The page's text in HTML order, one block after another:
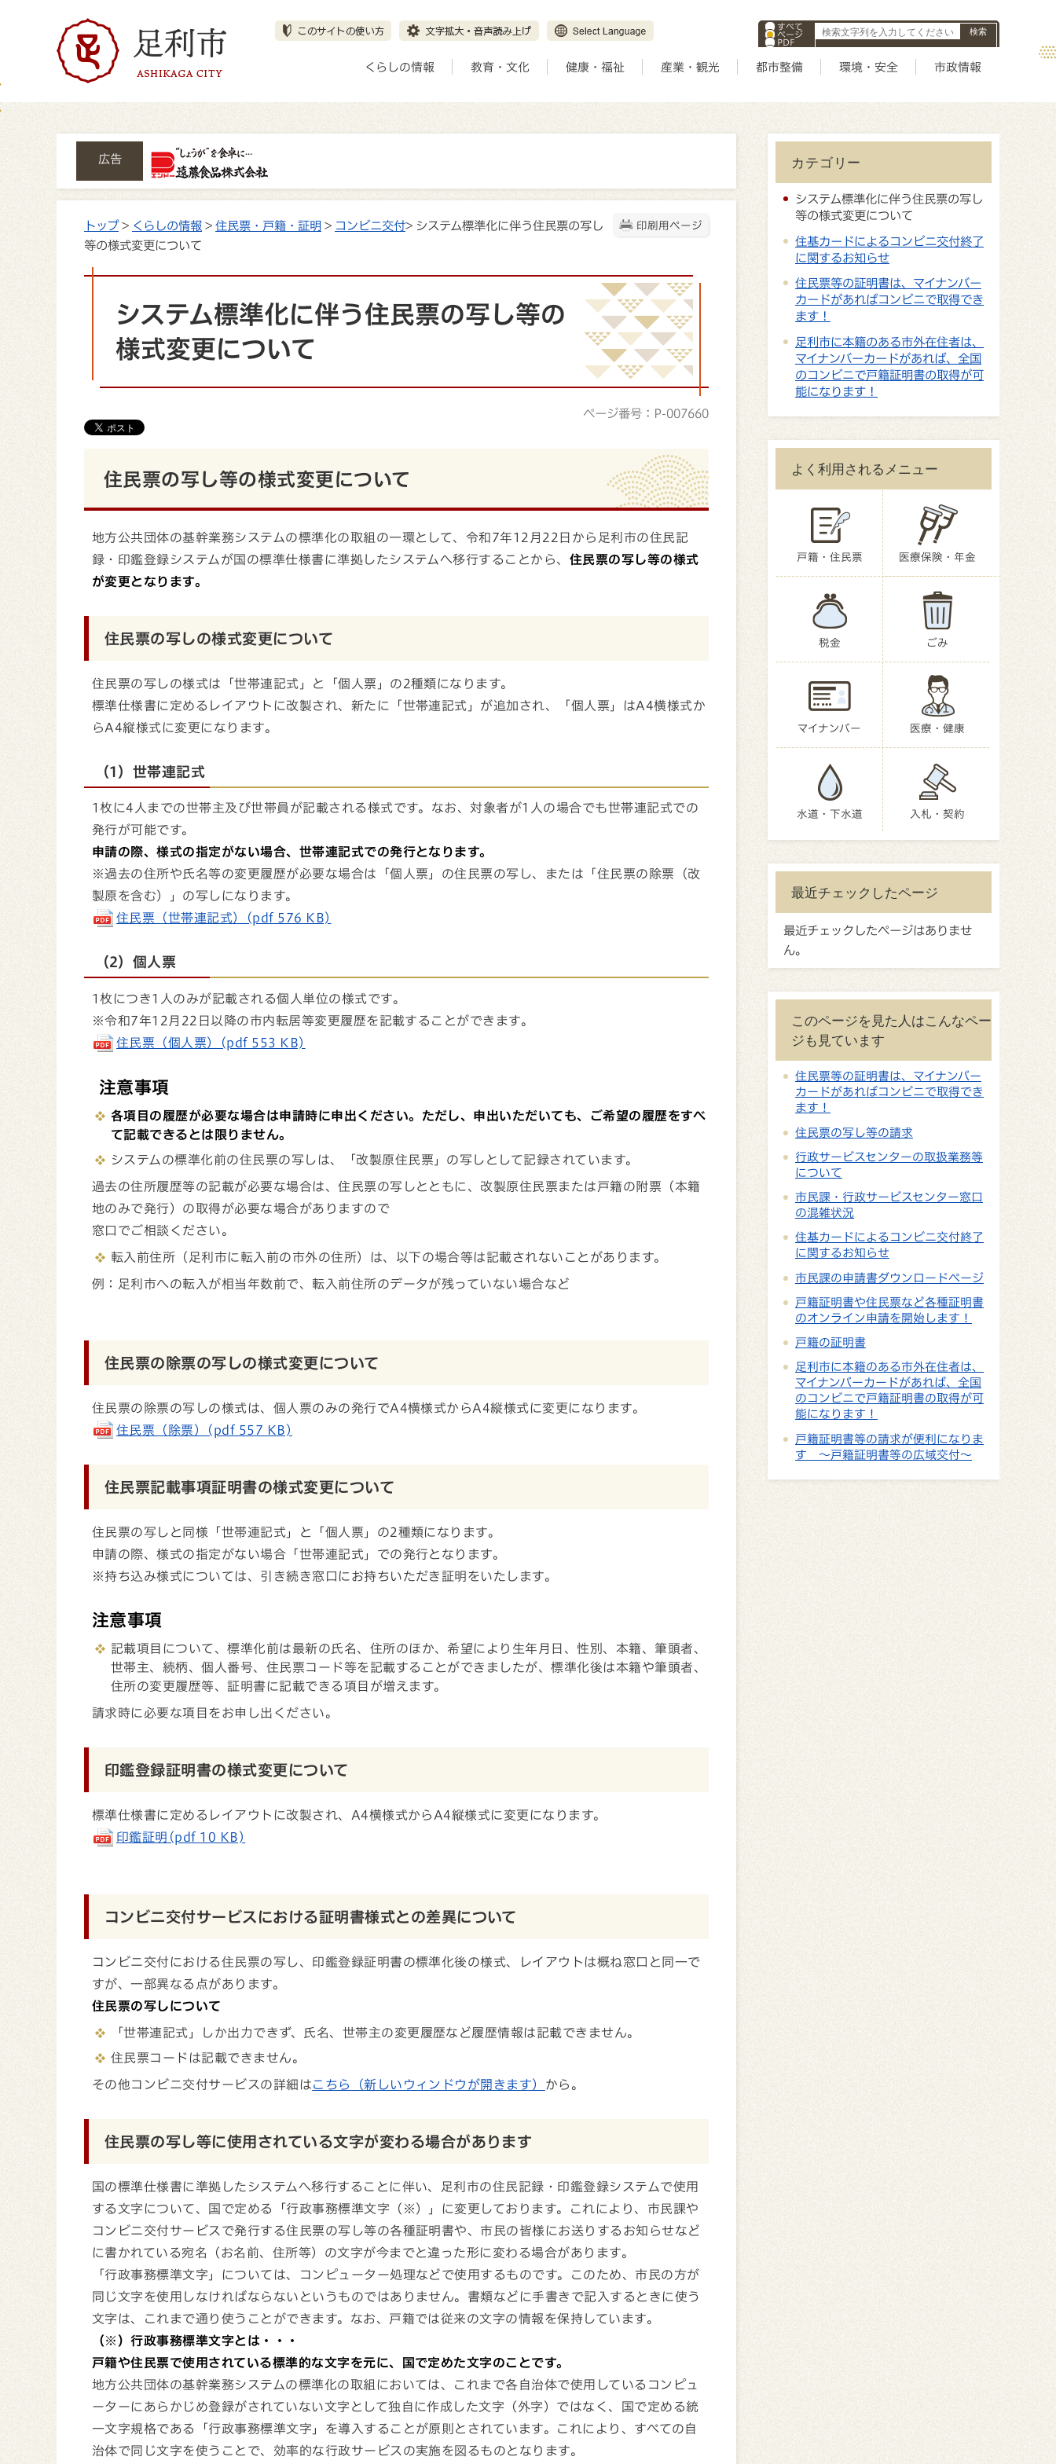
すべて
ページ
PDF
ID
くらしの情報 教育・文化 健康・福祉 産業・観光 都市整備 環境・安全 市政情報
広告
印刷用ページ
トップ> くらしの情報 > 住民票・戸籍・証明 > コンビニ交付> システム標準化に伴う住民票の写し
等の様式変更について
システム標準化に伴う住民票の写し等の
様式変更について
ページ番号：P-007660
住民票の写し等の様式変更について
地方公共団体の基幹業務システムの標準化の取組の一環として、令和7年12月22日から足利市の住民記
録・印鑑登録システムが国の標準仕様書に準拠したシステムへ移行することから、 住民票の写し等の様式
が変更となります。
住民票の写しの様式変更について
住民票の写しの様式は「世帯連記式」と「個人票」の2種類になります。
標準仕様書に定めるレイアウトに改製され、新たに「世帯連記式」が追加され、「個人票」はA4横様式か
らA4縦様式に変更になります。
（1）世帯連記式
1枚に4人までの世帯主及び世帯員が記載される様式です。なお、対象者が1人の場合でも世帯連記式での
発行が可能です。
申請の際、様式の指定がない場合、世帯連記式での発行となります。
※過去の住所や氏名等の変更履歴が必要な場合は「個人票」の住民票の写し、または「住民票の除票（改
製原を含む）」の写しになります。
住民票（世帯連記式）(pdf 576 KB)
（2）個人票
1枚につき1人のみが記載される個人単位の様式です。
※令和7年12月22日以降の市内転居等変更履歴を記載することができます。
住民票（個人票）(pdf 553 KB)
注意事項
各項目の履歴が必要な場合は申請時に申出ください。ただし、申出いただいても、ご希望の履歴をすべ
て記載できるとは限りません。
システムの標準化前の住民票の写しは、「改製原住民票」の写しとして記録されています。
過去の住所履歴等の記載が必要な場合は、住民票の写しとともに、改製原住民票または戸籍の附票（本籍
地のみで発行）の取得が必要な場合がありますので
窓口でご相談ください。
転入前住所（足利市に転入前の市外の住所）は、以下の場合等は記載されないことがあります。
例：足利市への転入が相当年数前で、転入前住所のデータが残っていない場合など
住民票の除票の写しの様式変更について
住民票の除票の写しの様式は、個人票のみの発行でA4横様式からA4縦様式に変更になります。
住民票（除票）(pdf 557 KB)
住民票記載事項証明書の様式変更について
住民票の写しと同様「世帯連記式」と「個人票」の2種類になります。
申請の際、様式の指定がない場合「世帯連記式」での発行となります。
※持ち込み様式については、引き続き窓口にお持ちいただき証明をいたします。
注意事項
記載項目について、標準化前は最新の氏名、住所のほか、希望により生年月日、性別、本籍、筆頭者、
世帯主、続柄、個人番号、住民票コード等を記載することができましたが、標準化後は本籍や筆頭者、
住所の変更履歴等、証明書に記載できる項目が増えます。
請求時に必要な項目をお申し出ください。
印鑑登録証明書の様式変更について
標準仕様書に定めるレイアウトに改製され、A4横様式からA4縦様式に変更になります。
印鑑証明(pdf 10 KB)
コンビニ交付サービスにおける証明書様式との差異について
コンビニ交付における住民票の写し、印鑑登録証明書の標準化後の様式、レイアウトは概ね窓口と同一で
すが、一部異なる点があります。
住民票の写しについて
「世帯連記式」しか出力できず、氏名、世帯主の変更履歴など履歴情報は記載できません。
住民票コードは記載できません。
その他コンビニ交付サービスの詳細はこちら（新しいウィンドウが開きます） から。
住民票の写し等に使用されている文字が変わる場合があります
国の標準仕様書に準拠したシステムへ移行することに伴い、足利市の住民記録・印鑑登録システムで使用
する文字について、国で定める「行政事務標準文字（※）」に変更しております。これにより、市民課や
コンビニ交付サービスで発行する住民票の写し等の各種証明書や、市民の皆様にお送りするお知らせなど
に書かれている宛名（お名前、住所等）の文字が今までと違った形に変わる場合があります。
「行政事務標準文字」については、コンピューター処理などで使用するものです。このため、市民の方が
同じ文字を使用しなければならないというものではありません。書類などに手書きで記入するときに使う
文字は、これまで通り使うことができます。なお、戸籍では従来の文字の情報を保持しています。
（※）行政事務標準文字とは・・・
戸籍や住民票で使用されている標準的な文字を元に、国で定めた文字のことです。
地方公共団体の基幹業務システムの標準化の取組においては、これまで各自治体で使用しているコンピュ
ーターにあらかじめ登録がされていない文字として独自に作成した文字（外字）ではなく、国で定める統
一文字規格である「行政事務標準文字」を導入することが原則とされています。これにより、すべての自
治体で同じ文字を使うことで、効率的な行政サービスの実施を図るものとなります。
カテゴリー
システム標準化に伴う住民票の写し
等の様式変更について
住基カードによるコンビニ交付終了
に関するお知らせ
住民票等の証明書は、マイナンバー
カードがあればコンビニで取得でき
ます！
足利市に本籍のある市外在住者は、
マイナンバーカードがあれば、全国
のコンビニで戸籍証明書の取得が可
能になります！
よく利用されるメニュー
戸籍・住民票 医療保険・年金
税金 ごみ
マイナンバー 医療・健康
水道・下水道 入札・契約
最近チェックしたページ
最近チェックしたページはありませ
ん。
このページを見た人はこんなペー
ジも見ています
住民票等の証明書は、マイナンバー
カードがあればコンビニで取得でき
ます！
住民票の写し等の請求
行政サービスセンターの取扱業務等
について
市民課・行政サービスセンター窓口
の混雑状況
住基カードによるコンビニ交付終了
に関するお知らせ
市民課の申請書ダウンロードページ
戸籍証明書や住民票など各種証明書
のオンライン申請を開始します！
戸籍の証明書
足利市に本籍のある市外在住者は、
マイナンバーカードがあれば、全国
のコンビニで戸籍証明書の取得が可
能になります！
戸籍証明書等の請求が便利になりま
す ～戸籍証明書等の広域交付～